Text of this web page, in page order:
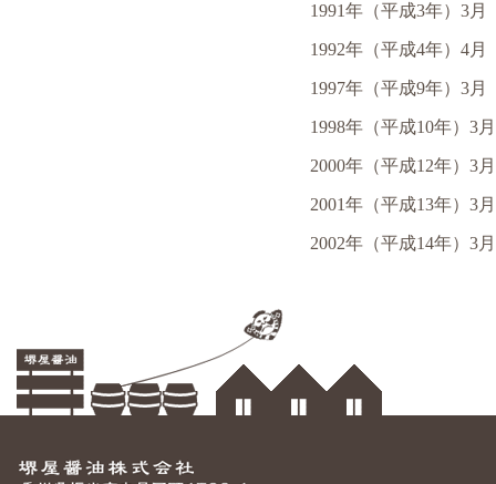
1991年（平成3年）3月
1992年（平成4年）4月
1997年（平成9年）3月
1998年（平成10年）3月
2000年（平成12年）3月
2001年（平成13年）3月
2002年（平成14年）3月